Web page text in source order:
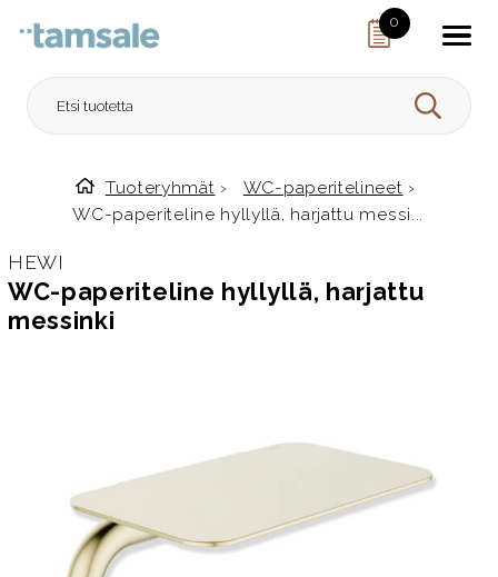
0
HAE
Etusivulle
Tuoteryhmät › WC-paperitelineet ›
WC-paperiteline hyllyllä, harjattu messi...
HEWI
WC-paperiteline hyllyllä, harjattu
messinki